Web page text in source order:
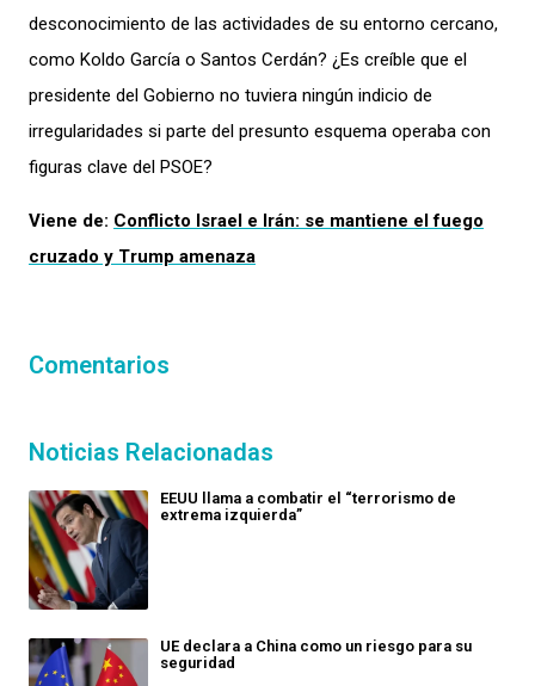
desconocimiento de las actividades de su entorno cercano,
como Koldo García o Santos Cerdán? ¿Es creíble que el
presidente del Gobierno no tuviera ningún indicio de
irregularidades si parte del presunto esquema operaba con
figuras clave del PSOE?
Viene de: Conflicto Israel e Irán: se mantiene el fuego
cruzado y Trump amenaza
Comentarios
Noticias Relacionadas
EEUU llama a combatir el “terrorismo de
extrema izquierda”
UE declara a China como un riesgo para su
seguridad